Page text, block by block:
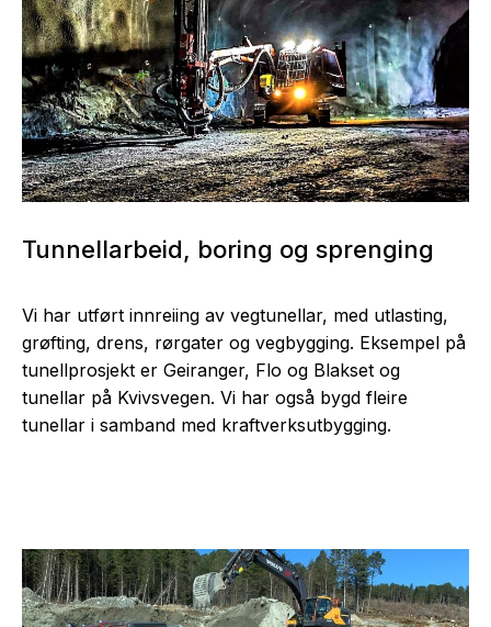
Tunnellarbeid, boring og sprenging
Vi har utført innreiing av vegtunellar, med utlasting,
grøfting, drens, rørgater og vegbygging. Eksempel på
tunellprosjekt er Geiranger, Flo og Blakset og
tunellar på Kvivsvegen. Vi har også bygd fleire
tunellar i samband med kraftverksutbygging.